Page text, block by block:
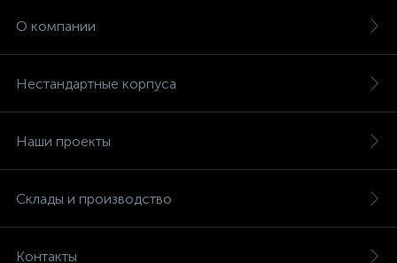
О компании
Нестандартные корпуса
Наши проекты
Склады и производство
Контакты